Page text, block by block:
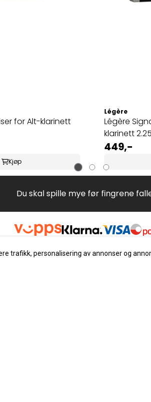
for Alt-klarinett
Kjøp
Légère
Légère
klarinett 2.25
449,-
Du skal spille mye før fingrene
trafikk, personalisering av annonser og